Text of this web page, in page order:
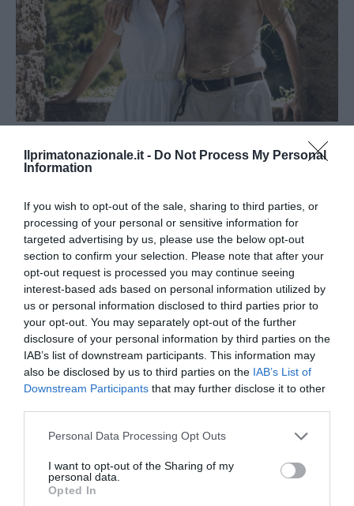
Ilprimatonazionale.it - Do Not Process My Personal
Information
If you wish to opt-out of the sale, sharing to third parties, or
processing of your personal or sensitive information for
targeted advertising by us, please use the below opt-out
section to confirm your selection. Please note that after your
opt-out request is processed you may continue seeing
interest-based ads based on personal information utilized by
us or personal information disclosed to third parties prior to
your opt-out. You may separately opt-out of the further
disclosure of your personal information by third parties on the
IAB’s list of downstream participants. This information may
also be disclosed by us to third parties on the IAB’s List of
Downstream Participants that may further disclose it to other
Please note that this website/app uses one or more Google
not limited to your visit or usage behaviour. You may click to
grant or deny consent to Google and its third-party tags to
use your data for below specified purposes in below Google
Personal Data Processing Opt Outs
I want to opt-out of the Sharing of my
personal data.
Opted In
Addio Mary, malgrado «la diffidenza che fece esitare»
27 Luglio 2026